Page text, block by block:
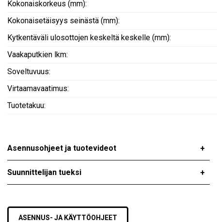
Kokonaiskorkeus (mm):
Kokonaisetäisyys seinästä (mm):
Kytkentäväli ulosottojen keskeltä keskelle (mm):
Vaakaputkien lkm:
Soveltuvuus:
Virtaamavaatimus:
Tuotetakuu:
Asennusohjeet ja tuotevideot
Suunnittelijan tueksi
ASENNUS- JA KÄYTTÖOHJEET